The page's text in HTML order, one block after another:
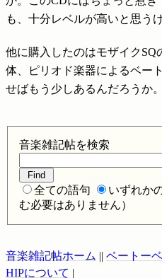
も、十分レベルが高いと思うけ
他に購入したのはモザイクSQ
体、ピリオド楽器によるベー
せばもう少しあるんだろうか。
音楽雑記帖を検索
全ての語句 いずれか
む必要はありません）
音楽雑記帖ホーム || ベートー
HIPについて |